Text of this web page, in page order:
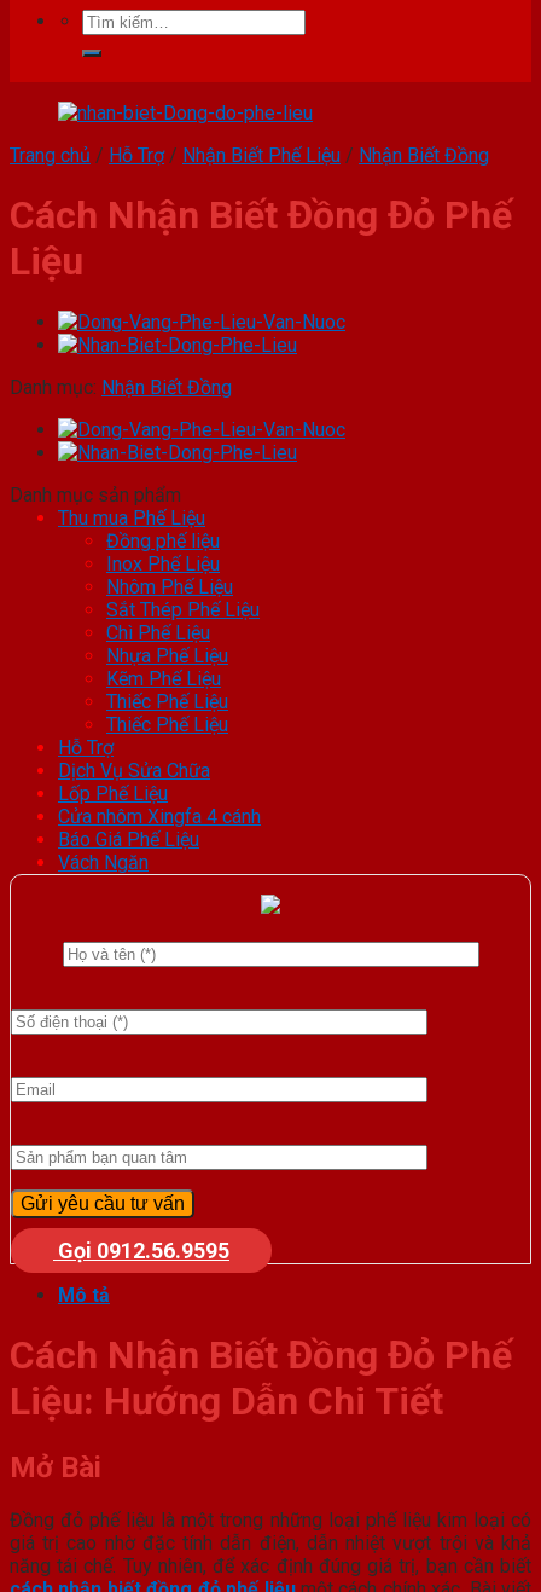
Trang chủ / Hỗ Trợ / Nhận Biết Phế Liệu / Nhận Biết Đồng
Cách Nhận Biết Đồng Đỏ Phế
Liệu
Danh mục: Nhận Biết Đồng
Danh mục sản phẩm
Thu mua Phế Liệu
Đồng phế liệu
Inox Phế Liệu
Nhôm Phế Liệu
Sắt Thép Phế Liệu
Chì Phế Liệu
Nhựa Phế Liệu
Kẽm Phế Liệu
Thiếc Phế Liệu
Thiếc Phế Liệu
Hỗ Trợ
Dịch Vụ Sửa Chữa
Lốp Phế Liệu
Cửa nhôm Xingfa 4 cánh
Báo Giá Phế Liệu
Vách Ngăn
Gọi 0912.56.9595
Mô tả
Cách Nhận Biết Đồng Đỏ Phế
Liệu: Hướng Dẫn Chi Tiết
Mở Bài
Đồng đỏ phế liệu là một trong những loại phế liệu kim loại có
giá trị cao nhờ đặc tính dẫn điện, dẫn nhiệt vượt trội và khả
năng tái chế. Tuy nhiên, để xác định đúng giá trị, bạn cần biết